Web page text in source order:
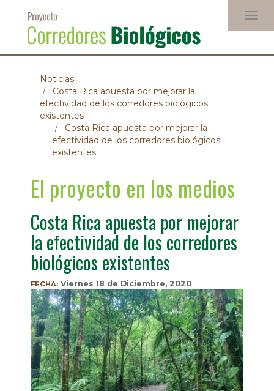
contenido
principal
Noticias
Costa Rica apuesta por mejorar la
efectividad de los corredores biológicos
existentes
Costa Rica apuesta por mejorar la
efectividad de los corredores biológicos
existentes
El proyecto en los medios
Costa Rica apuesta por mejorar
la efectividad de los corredores
biológicos existentes
FECHA: Viernes 18 de Diciembre, 2020